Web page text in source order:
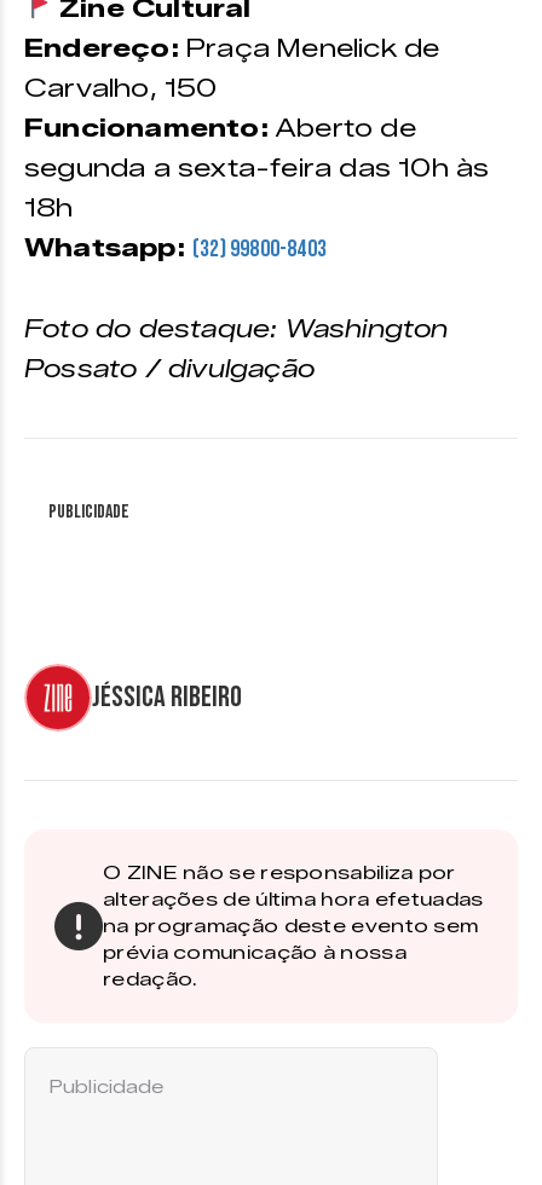
Zine Cultural
Endereço: Praça Menelick de
Carvalho, 150
Funcionamento:Aberto de
segunda a sexta-feira das 10h às
18h
Whatsapp: (32) 99800-8403
Foto do destaque: Washington
Possato / divulgação
Publicidade
Jéssica Ribeiro
O ZINE não se responsabiliza por
alterações de última hora efetuadas
na programação deste evento sem
prévia comunicação à nossa
redação.
Publicidade